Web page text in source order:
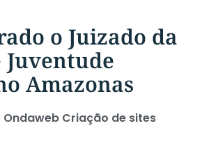
o Juizado da
Amazonas
Ondaweb Criação de sites